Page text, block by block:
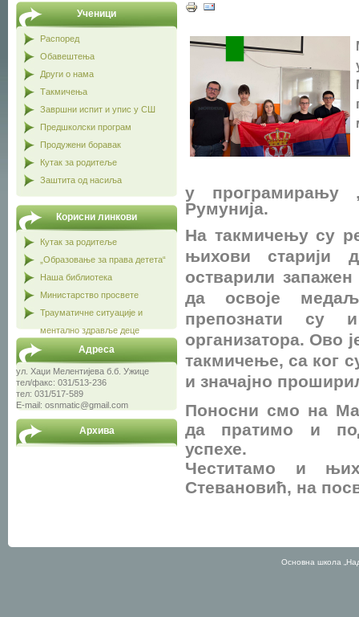
Ученици
Распоред
Обавештења
Други о нама
Такмичења
Завршни испит и упис у СШ
Предшколски програм
Продужени боравак
Кутак за родитеље
Заштита од насиља
Корисни линкови
Кутак за родитеље
„Образовање за права детета“
Наша библиотека
Министарство просвете
Трауматичне ситуације и
ментално здравље деце
Адреса
ул. Хаџи Мелентијева б.б. Ужице
тел/факс: 031/513-236
тел: 031/517-589
E-mail: osnmatic@gmail.com
Архива
у програмирању
Румунија.
На такмичењу су
њихови старији
остварили
да освоје
препознати су
организатора. Ово
такмичење, са ког
и значајно
Поносни смо на
да пратимо и
успехе.
Честитамо и
Стевановић, на
Основна школа